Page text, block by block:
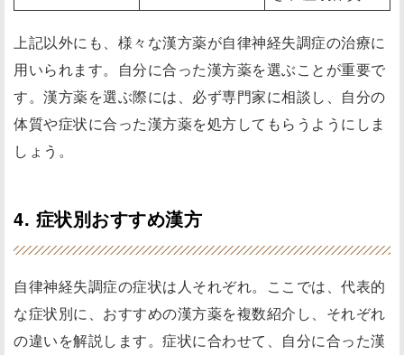
上記以外にも、様々な漢方薬が自律神経失調症の治療に
用いられます。自分に合った漢方薬を選ぶことが重要で
す。漢方薬を選ぶ際には、必ず専門家に相談し、自分の
体質や症状に合った漢方薬を処方してもらうようにしま
しょう。
4. 症状別おすすめ漢方
自律神経失調症の症状は人それぞれ。ここでは、代表的
な症状別に、おすすめの漢方薬を複数紹介し、それぞれ
の違いを解説します。症状に合わせて、自分に合った漢